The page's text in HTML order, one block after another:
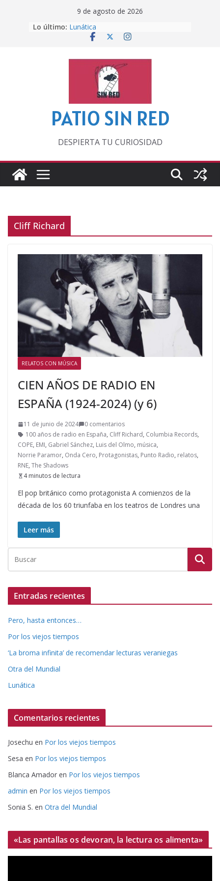
9 de agosto de 2026
Lo último: Lunática
Pero, hasta entonces…
‘La broma infinita’ de recomendar
lecturas veraniegas
Otra del Mundial
PATIO SIN RED
DESPIERTA TU CURIOSIDAD
Cliff Richard
RELATOS CON MÚSICA
CIEN AÑOS DE RADIO EN
ESPAÑA (1924-2024) (y 6)
11 de junio de 2024
0 comentarios
100 años de radio en España, Cliff Richard, Columbia Records,
COPE, EMI, Gabriel Sánchez, Luis del Olmo, música,
Norrie Paramor, Onda Cero, Protagonistas, Punto Radio, relatos,
RNE, The Shadows
4 minutos de lectura
El pop británico como protagonista A comienzos de la
década de los 60 triunfaba en los teatros de Londres una
Leer más
Entradas recientes
Pero, hasta entonces…
Por los viejos tiempos
‘La broma infinita’ de recomendar lecturas veraniegas
Otra del Mundial
Lunática
Comentarios recientes
Josechu en Por los viejos tiempos
Sesa en Por los viejos tiempos
Blanca Amador en Por los viejos tiempos
admin en Por los viejos tiempos
Sonia S. en Otra del Mundial
«Las pantallas os devoran, la lectura os alimenta»